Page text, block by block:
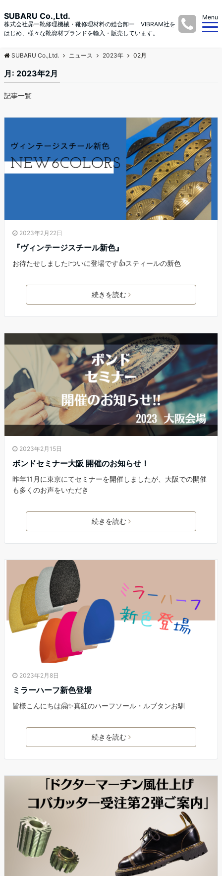
SUBARU Co.,Ltd.
株式会社昴ー靴修理機械・靴修理材料の総合卸ー VIBRAM社を
はじめ、様々な靴資材ブランドを輸入・販売しています。
Menu
SUBARU Co.,Ltd. ニュース 2023年 02月
月: 2023年2月
記事一覧
2023年2月22日
『ヴィンテージスチール新色』
お待たせしました❕ついに登場です👍スティールの新色
続きを読む
2023年2月15日
ボンドセミナー大阪 開催のお知らせ！
昨年11月に東京にてセミナーを開催しましたが、大阪での開催
も多くのお声をいただき
続きを読む
2023年2月8日
ミラーハーフ新色登場
皆様こんにちは🤗✨真紅のハーフソール・ルブタンお馴
続きを読む